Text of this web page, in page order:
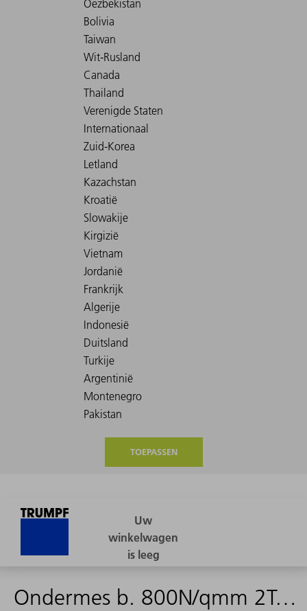
TOEPASSEN
Ondermes b. 800N/qmm 2Teile